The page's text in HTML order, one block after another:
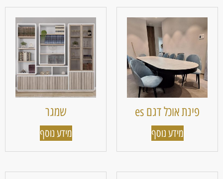
פינת אוכל דגם es
מידע נוסף
שמגר
מידע נוסף